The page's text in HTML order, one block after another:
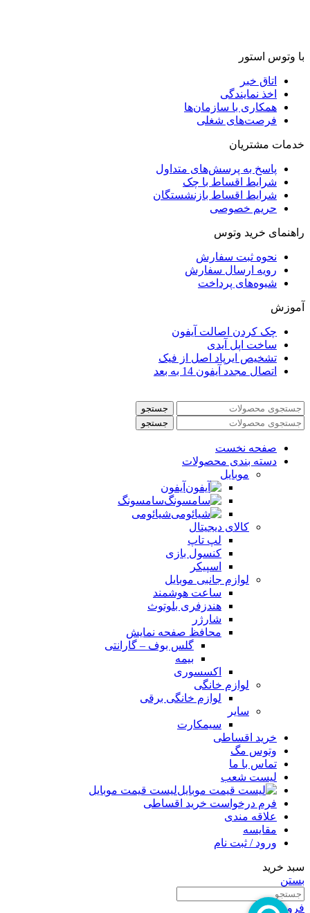
با وتوس استور
اتاق خبر
اخذ نمایندگی
همکاری با سازمان‌ها
فرصت‌های شغلی
خدمات مشتریان
پاسخ به پرسش‌های متداول
شرایط اقساط با چک
شرایط اقساط بازنشستگان
حریم خصوصی
راهنمای خرید وتوس
نحوه ثبت سفارش
رویه ارسال سفارش
شیوه‌های پرداخت
آموزش
چک کردن اصالت آیفون
ساخت اپل آیدی
تشخیص ایرپاد اصل از فیک
اتصال مجدد آیفون 14 به بعد
جستجو
جستجو
صفحه نخست
دسته بندی محصولات
موبایل
آیفون
سامسونگ
شیائومی
کالای دیجیتال
لپ تاپ
کنسول بازی
اسپیکر
لوازم جانبی موبایل
ساعت هوشمند
هندزفری بلوتوث
شارژر
محافظ صفحه نمایش
گلس بوف – گارانتی
بیمه
اکسسوری
لوازم خانگی
لوازم خانگی برقی
سایر
سیمکارت
خرید اقساطی
وتوس مگ
تماس با ما
لیست شعب
لیست قیمت موبایل
فرم درخواست خرید اقساطی
علاقه مندی
مقایسه
ورود / ثبت نام
سبد خرید
بستن
فروشگاه